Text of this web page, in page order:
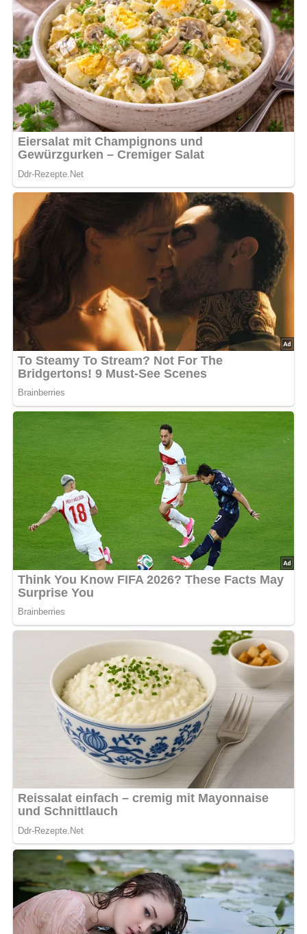
Kein Spam, kein Bullshit, keine Weitergabe deiner Mailadresse an Dritte!
Nährwertangaben (pro Portion)
Kalorien: 450 kcal
Kohlenhydrate: 20 g
Fett: 25 g
Eiweiß: 35 g
Zubereitungszeit
30 Minuten (plus Marinierzeit)
Haltbarkeit und Aufbewahrung
Reste können im Kühlschrank bis zu 2 Tage aufbewahrt
und vor dem erneuten Verzehr einfach erwärmt werden.
Küchenutensilien
Pfanne
Kochlöffel
Tipps zum Rezept
Achte darauf, die Steaks nicht zu lange zu braten,
damit sie zart und saftig bleiben.
Verwende frische Aprikosen, wenn sie saisonal
verfügbar sind, für ein intensiveres Aroma.
Experimentiere mit verschiedenen Gewürzen für die
Marinade, um deinen persönlichen Geschmack zu
treffen.
Variationen des Rezepts
Statt Reh kannst du auch Hähnchen- oder
Schweinesteaks verwenden, je nach Vorliebe und
Verfügbarkeit.
Verfeinere die Sauce mit frischen Kräutern wie
Thymian oder Rosmarin für zusätzliches Aroma.
Schwierigkeitsgrad des Rezepts
Mittel
Genieße diese marinierten Rehsteaks in Aprikosensahne
als elegantes Hauptgericht und lasse dich von den
delikaten Aromen dieses Gerichts verzaubern. Perfekt für
festliche Anlässe oder einfach nur, um deinen Gaumen zu
verwöhnen und deine Sinne zu verwöhnen.